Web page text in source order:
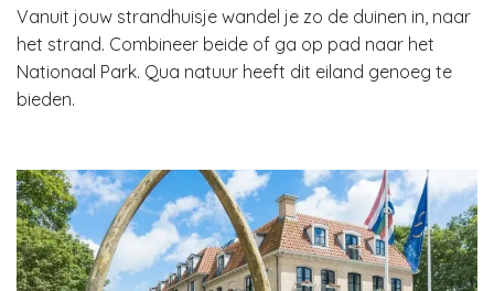
Vanuit jouw strandhuisje wandel je zo de duinen in, naar
het strand. Combineer beide of ga op pad naar het
Nationaal Park. Qua natuur heeft dit eiland genoeg te
bieden.